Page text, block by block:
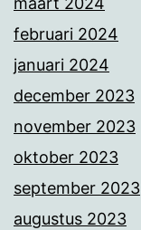
februari 2024
januari 2024
december 2023
november 2023
oktober 2023
september 2023
augustus 2023